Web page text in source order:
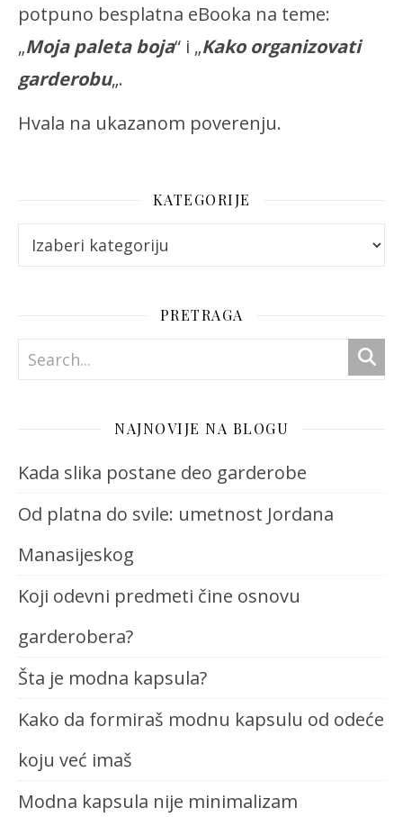
potpuno besplatna eBooka na teme:
„Moja paleta boja“ i „Kako organizovati
garderobu„.
Hvala na ukazanom poverenju.
KATEGORIJE
Kategorije
PRETRAGA
NAJNOVIJE NA BLOGU
Kada slika postane deo garderobe
Od platna do svile: umetnost Jordana
Manasijeskog
Koji odevni predmeti čine osnovu
garderobera?
Šta je modna kapsula?
Kako da formiraš modnu kapsulu od odeće
koju već imaš
Modna kapsula nije minimalizam